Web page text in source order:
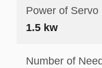
Power of Servo
1.5 kw
Number of